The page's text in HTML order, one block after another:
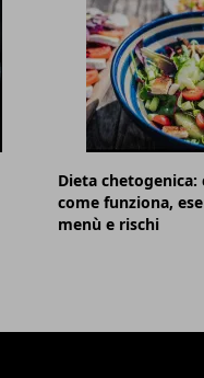
Dieta chetogenica:
come funziona,
menù e rischi